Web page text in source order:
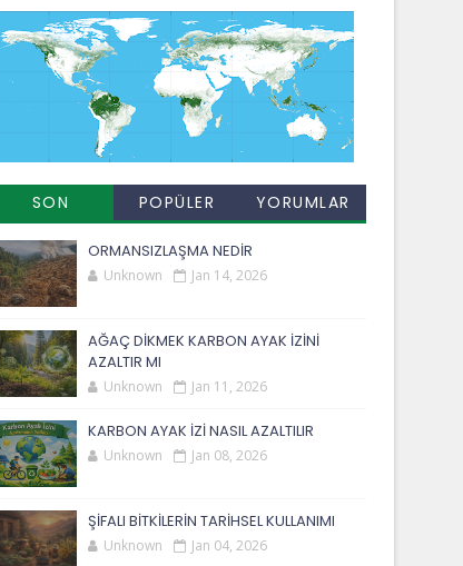
SON
EKLENENLER
POPÜLER
YORUMLAR
ORMANSIZLAŞMA NEDİR
Unknown Jan 14, 2026
AĞAÇ DİKMEK KARBON AYAK İZİNİ
AZALTIR MI
Unknown Jan 11, 2026
KARBON AYAK İZİ NASIL AZALTILIR
Unknown Jan 08, 2026
ŞİFALI BİTKİLERİN TARİHSEL KULLANIMI
Unknown Jan 04, 2026